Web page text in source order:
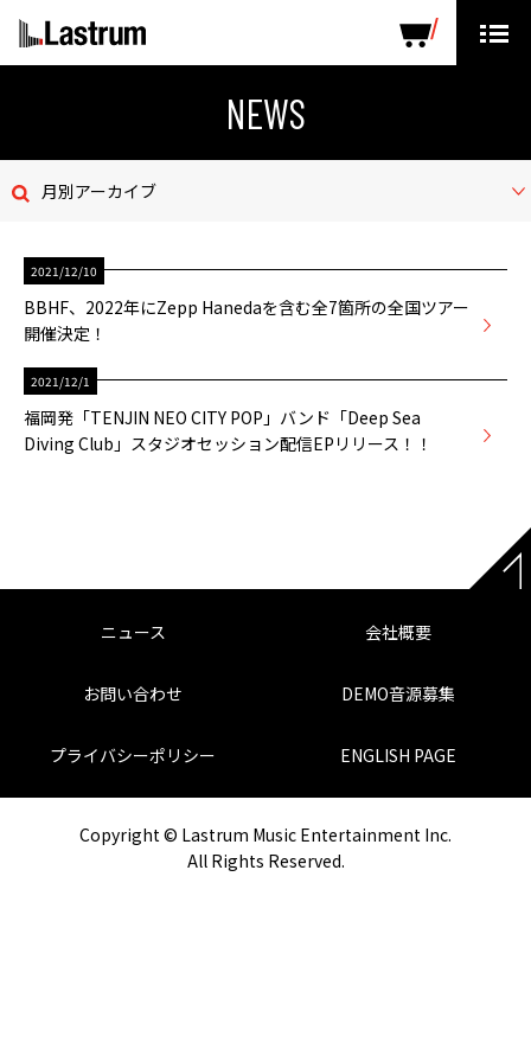
LABEL PRODUCTS
お問い合わせ
デモテープ
プライバシーポリシー
NEWS
月別アーカイブ
2021/12/10
BBHF、2022年にZepp Hanedaを含む全7箇所の全国ツアー
開催決定！
2021/12/1
福岡発「TENJIN NEO CITY POP」バンド「Deep Sea
Diving Club」スタジオセッション配信EPリリース！！
ニュース 会社概要
お問い合わせ DEMO音源募集
プライバシーポリシー ENGLISH PAGE
Copyright © Lastrum Music Entertainment Inc.
All Rights Reserved.